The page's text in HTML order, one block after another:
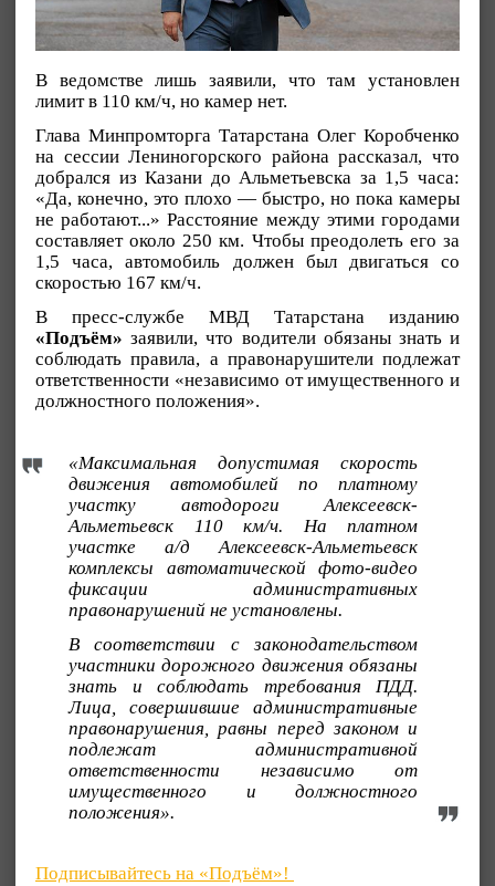
В ведомстве лишь заявили, что там установлен
лимит в 110 км/ч, но камер нет.
Глава Минпромторга Татарстана Олег Коробченко
на сессии Лениногорского района рассказал, что
добрался из Казани до Альметьевска за 1,5 часа:
«Да, конечно, это плохо — быстро, но пока камеры
не работают...» Расстояние между этими городами
составляет около 250 км. Чтобы преодолеть его за
1,5 часа, автомобиль должен был двигаться со
скоростью 167 км/ч.
В пресс-службе МВД Татарстана изданию
«Подъём» заявили, что водители обязаны знать и
соблюдать правила, а правонарушители подлежат
ответственности «независимо от имущественного и
должностного положения».
«Максимальная допустимая скорость
движения автомобилей по платному
участку автодороги Алексеевск-
Альметьевск 110 км/ч. На платном
участке а/д Алексеевск-Альметьевск
комплексы автоматической фото-видео
фиксации административных
правонарушений не установлены.
В соответствии с законодательством
участники дорожного движения обязаны
знать и соблюдать требования ПДД.
Лица, совершившие административные
правонарушения, равны перед законом и
подлежат административной
ответственности независимо от
имущественного и должностного
положения».
Подписывайтесь на «Подъём»!